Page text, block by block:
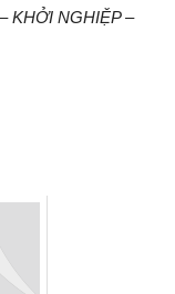
KHỞI NGHIỆP –